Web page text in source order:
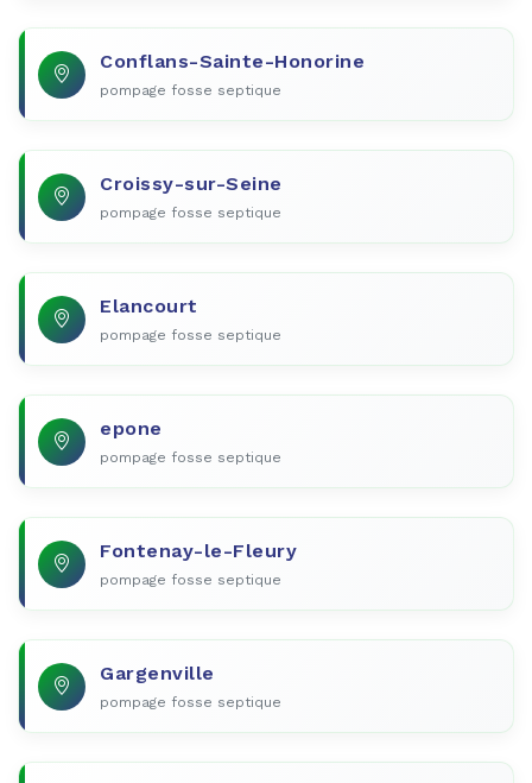
Conflans-Sainte-Honorine
pompage fosse septique
Croissy-sur-Seine
pompage fosse septique
Elancourt
pompage fosse septique
epone
pompage fosse septique
Fontenay-le-Fleury
pompage fosse septique
Gargenville
pompage fosse septique